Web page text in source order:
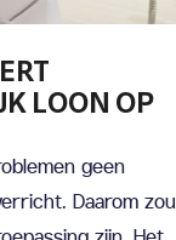
LOON OP
geen
Daarom zou